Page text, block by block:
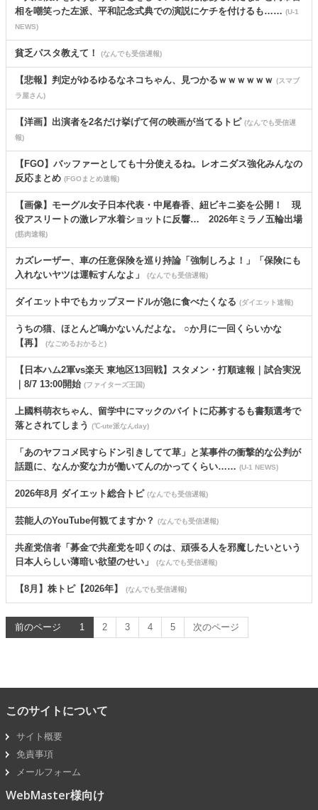
相を嘲笑った左派、平和記念式典での演説にケチを付けるも…… (U-1
NEWS)
貧乏パスタ教えて！ (なんでも受信遅報)
【悲報】判定がゆるゆるなネコちゃん、見つかるｗｗｗｗｗｗ (スマブ
ラ屋さん)
【洋画】出演者を2名だけ挙げて何の映画が当てるトピ (なんでも受信遅
報)
【FGO】バッファーとしても十分使えるね。レオニダス強化みんなの
反応まとめ (FGOまとめ速報)
【画像】モーグル女子日本代表・中尾春香、紐ビキニ姿を公開！ 現
役アスリートの激レア水着ショットに反響… 2026年ミラノ五輪出場
(筋肉速報)
カズレーザー、車の任意保険を巡り持論「強制しろよ！」「保険にも
入れないヤツは運転すんなよ」
(なんでも受信遅報)
ダイエット中でもカップヌードルが急に食べたくなる (ダイエット速報)
うちの猫、ほとんど鳴かないんだよな。 ○か月に一回くらいかな
【再】
(なごめるおかると)
【日本ハム2軍vs楽天 東地区13回戦】スタメン・打順速報｜試合実況
｜8/7 13:00開始 (ファイターズ王国)
上國料萌衣ちゃん、留学中にマックのバイトに応募するも書類選考で
落とされてしまう
(℃-ute派なんday)
「あのヤフコメ民すらドン引きしてて草」と某事件の衝撃的な公判が
話題に、なんか変な力が働いてんのかってくらい…… (U-1 NEWS)
2026年8月 ダイエット総合トピ (なんでも受信遅報)
芸能人のYouTube何観てますか？ (なんでも受信遅報)
共産党信者「募金で共産党を叩くのは、頑張る人を邪魔したいという
日本人らしい薄暗い欲望のせい」
(なんでも受信遅報)
【8月】株トピ【2026年】 (なんでも受信遅報)
前のページ 1 2 3 4 5 次のページ
このサイトについて
サイト概要
免責事項
メールフォーム
WebMaster様向け